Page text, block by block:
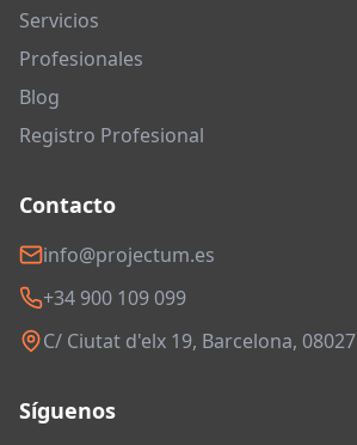
Servicios
Profesionales
Blog
Registro Profesional
Contacto
info@projectum.es
+34 900 109 099
C/ Ciutat d'elx 19, Barcelona, 08027
Síguenos